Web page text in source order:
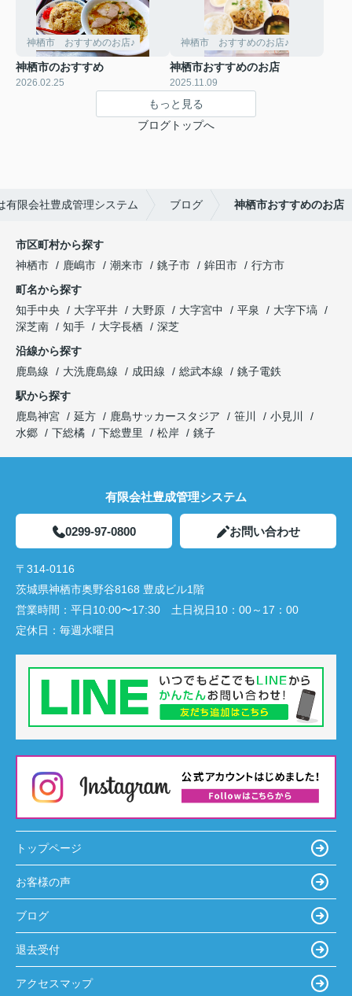
神栖市 おすすめのお店♪
神栖市のおすすめ
2026.02.25
神栖市 おすすめのお店♪
神栖市おすすめのお店
2025.11.09
もっと見る
ブログトップへ
有限会社豊成管理システム ブログ 神栖市おすすめのお店
市区町村から探す
神栖市
鹿嶋市 潮来市 銚子市 鉾田市
行方市
町名から探す
知手中央
大字平井 大野原 大字宮中 平泉
大字下塙
深芝南
知手 大字長栖
深芝
沿線から探す
鹿島線
大洗鹿島線 成田線 総武本線
銚子電鉄
駅から探す
鹿島神宮
延方 鹿島サッカースタジア 笹川
小見川
水郷
下総橘 下総豊里 松岸 銚子
有限会社豊成管理システム
0299-97-0800 お問い合わせ
〒314-0116
茨城県神栖市奥野谷8168 豊成ビル1階
営業時間： 平日10:00〜17:30 土日祝日10：00～17：00
定休日： 毎週水曜日
トップページ
お客様の声
ブログ
退去受付
アクセスマップ